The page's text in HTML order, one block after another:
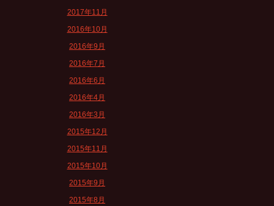
2017年11月
2016年10月
2016年9月
2016年7月
2016年6月
2016年4月
2016年3月
2015年12月
2015年11月
2015年10月
2015年9月
2015年8月